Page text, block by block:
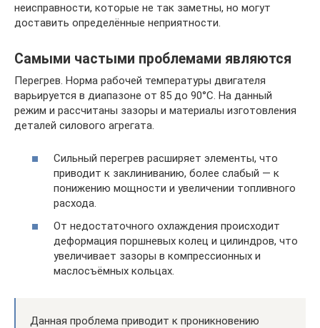
неисправности, которые не так заметны, но могут
доставить определённые неприятности.
Самыми частыми проблемами являются
Перегрев. Норма рабочей температуры двигателя
варьируется в диапазоне от 85 до 90°С. На данный
режим и рассчитаны зазоры и материалы изготовления
деталей силового агрегата.
Сильный перегрев расширяет элементы, что
приводит к заклиниванию, более слабый — к
понижению мощности и увеличении топливного
расхода.
От недостаточного охлаждения происходит
деформация поршневых колец и цилиндров, что
увеличивает зазоры в компрессионных и
маслосъёмных кольцах.
Данная проблема приводит к проникновению